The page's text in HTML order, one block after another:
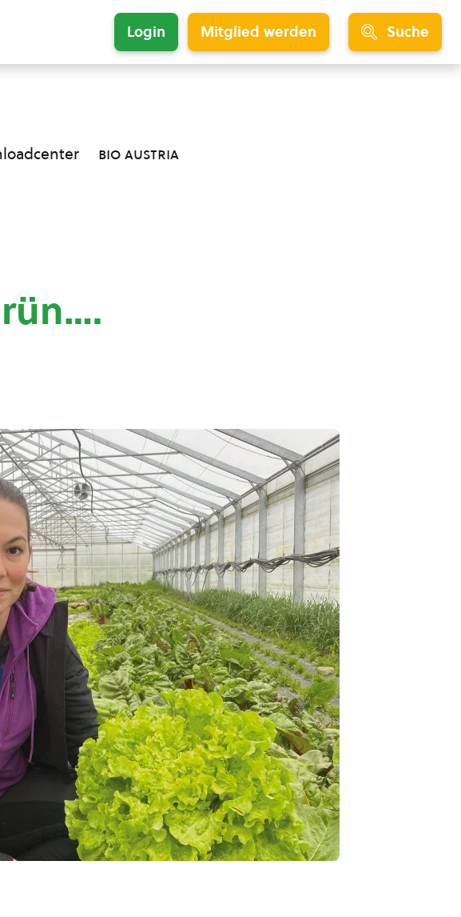
Login Mitglied werden Suche
bio austria